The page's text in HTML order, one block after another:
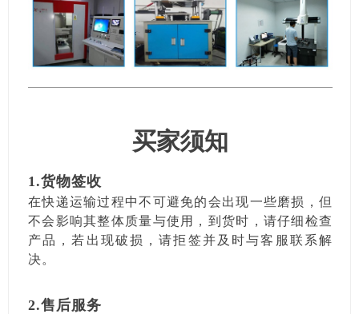
买家须知
1.货物签收
在快递运输过程中不可避免的会出现一些磨损，但
不会影响其整体质量与使用，到货时，请仔细检查
产品，若出现破损，请拒签并及时与客服联系解
决。
2.售后服务